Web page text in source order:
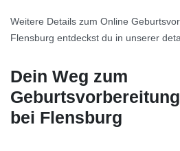
Weitere Details zum Online
Flensburg entdeckst du in unserer
Dein Weg zum
bei Flensburg